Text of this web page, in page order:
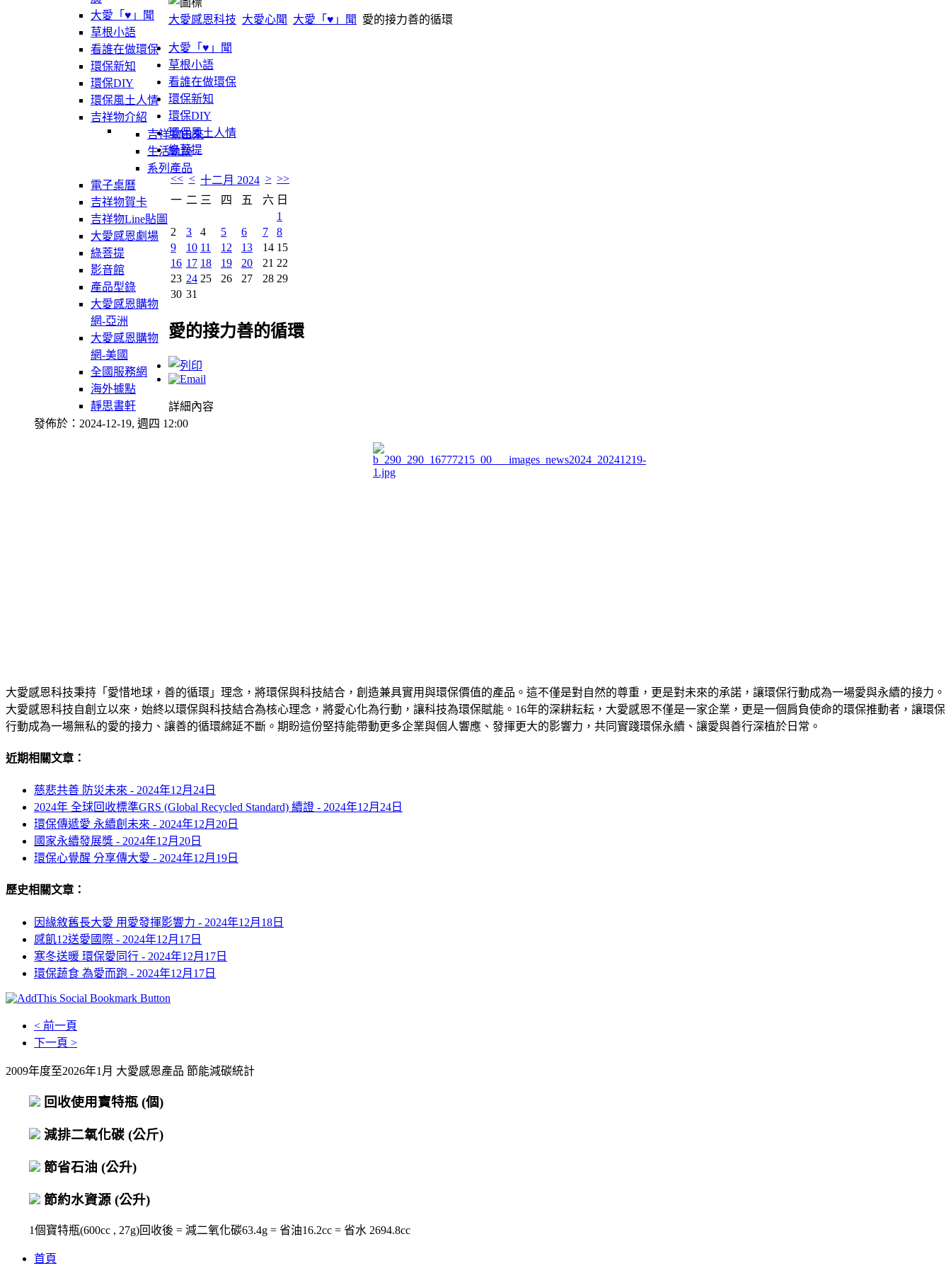
大愛「♥」聞
草根小語
看誰在做環保
環保新知
環保DIY
環保風土人情
吉祥物介紹
吉祥物由來
生活軌跡
系列產品
電子桌曆
吉祥物賀卡
吉祥物Line貼圖
大愛感恩劇場
綠菩提
影音館
產品型錄
大愛感恩購物
網-亞洲
大愛感恩購物
網-美國
全國服務網
海外據點
靜思書軒
大愛感恩科技 大愛心聞 大愛「♥」聞 愛的接力善的循環
大愛「♥」聞
草根小語
看誰在做環保
環保新知
環保DIY
環保風土人情
綠菩提
<< < 十二月 2024 > >>
一 二 三 四 五 六 日
1
2
3 4 5 6 7
8
9
10 11 12 13 14 15
16 17 18 19 20 21 22
23 24 25 26 27 28 29
30 31
愛的接力善的循環
詳細內容
發佈於：2024-12-19, 週四 12:00
大愛感恩科技秉持「愛惜地球，善的循環」理念，將環保與科技結合，創造兼具實用與環保價值的產品。這不僅是對自然的尊重，更是對未來的承諾，讓環保行動成為一場愛與永續的接力。
大愛感恩科技自創立以來，始終以環保與科技結合為核心理念，將愛心化為行動，讓科技為環保賦能。16年的深耕耘耘，大愛感恩不僅是一家企業，更是一個肩負使命的環保推動者，讓環保
行動成為一場無私的愛的接力、讓善的循環綿延不斷。期盼這份堅持能帶動更多企業與個人響應、發揮更大的影響力，共同實踐環保永續、讓愛與善行深植於日常。
近期相關文章：
慈悲共善 防災未來 - 2024年12月24日
2024年 全球回收標準GRS (Global Recycled Standard) 續證 - 2024年12月24日
環保傳遞愛 永續創未來 - 2024年12月20日
國家永續發展獎 - 2024年12月20日
環保心覺醒 分享傳大愛 - 2024年12月19日
歷史相關文章：
因緣敘舊長大愛 用愛發揮影響力 - 2024年12月18日
感飢12送愛國際 - 2024年12月17日
寒冬送暖 環保愛同行 - 2024年12月17日
環保蔬食 為愛而跑 - 2024年12月17日
< 前一頁
下一頁 >
2009年度至2026年1月 大愛感恩產品 節能減碳統計
回收使用寶特瓶 (個)
減排二氧化碳 (公斤)
節省石油 (公升)
節約水資源 (公升)
1個寶特瓶(600cc , 27g)回收後 = 減二氧化碳63.4g = 省油16.2cc = 省水 2694.8cc
首頁